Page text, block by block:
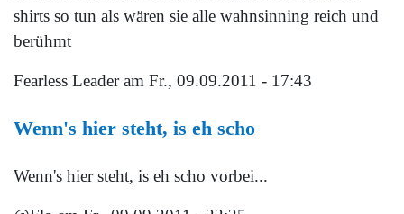
shirts so tun als wären sie alle wahnsinning reich und
berühmt
Fearless Leaderam Fr., 09.09.2011 - 17:43
Wenn's hier steht, is eh scho
Wenn's hier steht, is eh scho vorbei...